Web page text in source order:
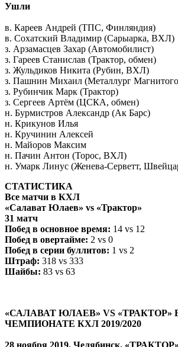
Ушли
в. Кареев Андрей (ТПС, Финляндия)
в. Сохатский Владимир (Сарыарка, ВХЛ)
з. Арзамасцев Захар (Автомобилист)
з. Гареев Станислав (Трактор, обмен)
з. Жульдиков Никита (Рубин, ВХЛ)
з. Пашнин Михаил (Металлург
з. Рубинчик Марк (Трактор)
з. Сергеев Артём (ЦСКА, обмен)
н. Бурмистров Александр (Ак Барс)
н. Крикунов Илья
н. Кручинин Алексей
н. Майоров Максим
н. Пачин Антон (Торос, ВХЛ)
н. Умарк Линус (Женева-Серветт,
СТАТИСТИКА
Все матчи в КХЛ
«Салават Юлаев» vs «Трактор»
31 матч
Побед в основное время: 14 vs 12
Побед в овертайме: 2 vs 0
Побед в серии буллитов: 1 vs 2
Штраф: 318 vs 333
Шайбы: 83 vs 63
«САЛАВАТ ЮЛАЕВ» VS
ЧЕМПИОНАТЕ КХЛ 2019/2020
28 ноября 2019. Челябинск.